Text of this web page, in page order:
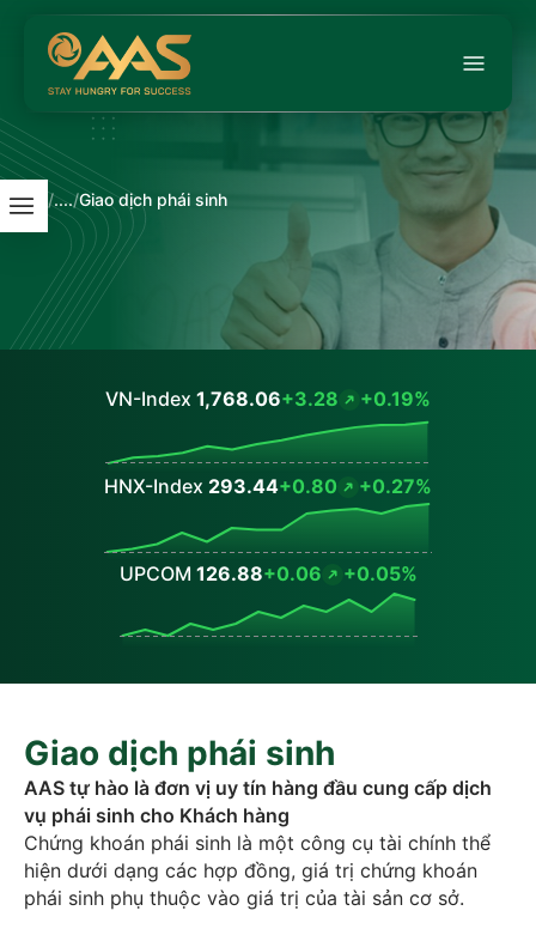
/..../Giao dịch phái sinh
VN-Index 1,768.06+3.28 +0.19%
HNX-Index 293.44+0.80 +0.27%
UPCOM 126.88+0.06 +0.05%
Giao dịch phái sinh
AAS tự hào là đơn vị uy tín hàng đầu cung cấp dịch
vụ phái sinh cho Khách hàng
Chứng khoán phái sinh là một công cụ tài chính thể
hiện dưới dạng các hợp đồng, giá trị chứng khoán
phái sinh phụ thuộc vào giá trị của tài sản cơ sở.